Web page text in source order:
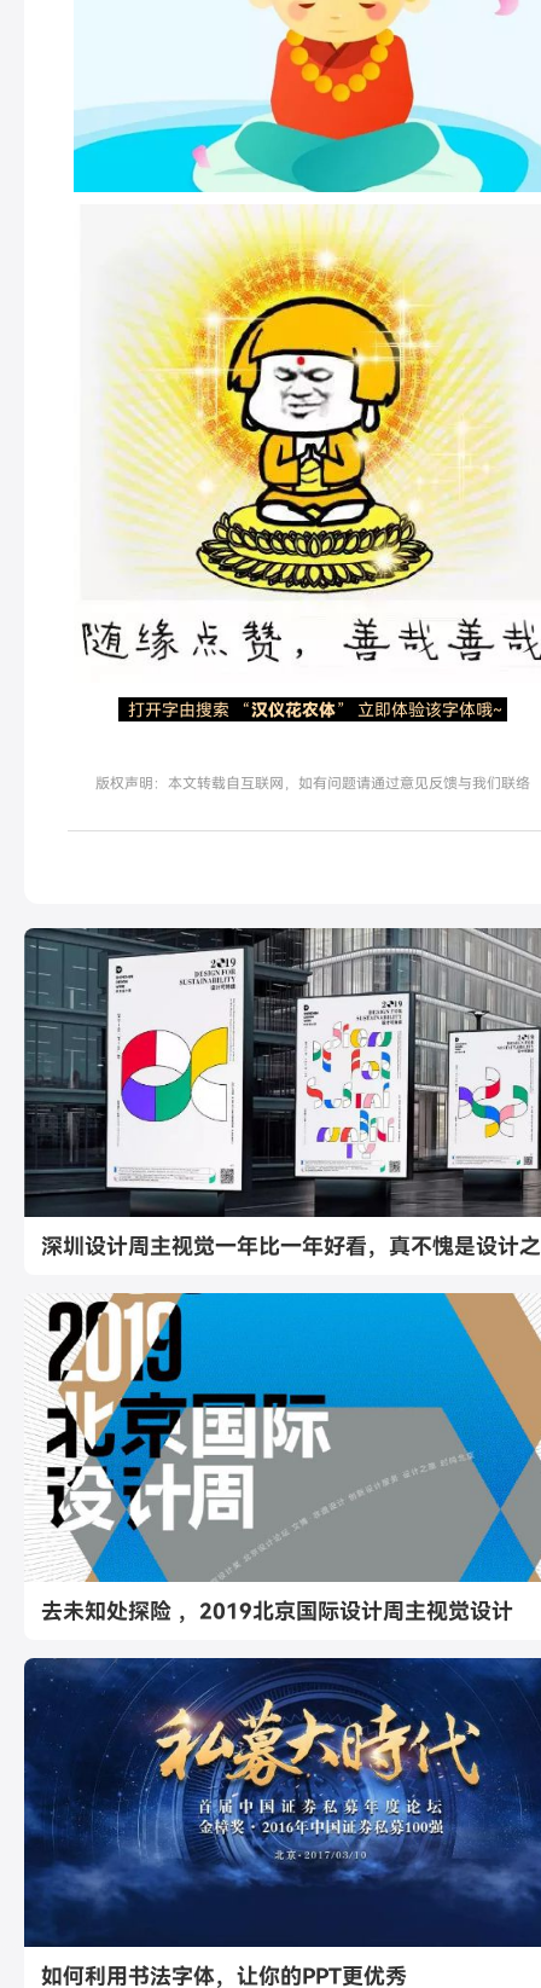
打开字由搜索 “汉仪花农体” 立即体验该字体哦~
版权声明：本文转载自互联网，如有问题请通过意见反馈与我们联络
深圳设计周主视觉一年比一年好看，真不愧是设计
去未知处探险 ，2019北京国际设计周主视觉设计
如何利用书法字体，让你的PPT更优秀